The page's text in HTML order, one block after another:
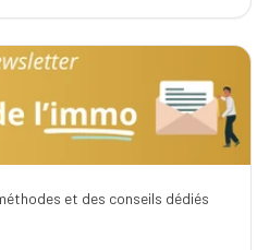
et des conseils dédiés